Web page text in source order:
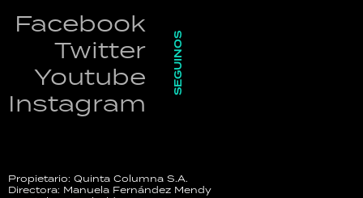
Facebook
Twitter
Youtube
Instagram
SEGUINOS
Propietario: Quinta Columna S.A.
Directora: Manuela Fernández Mendy